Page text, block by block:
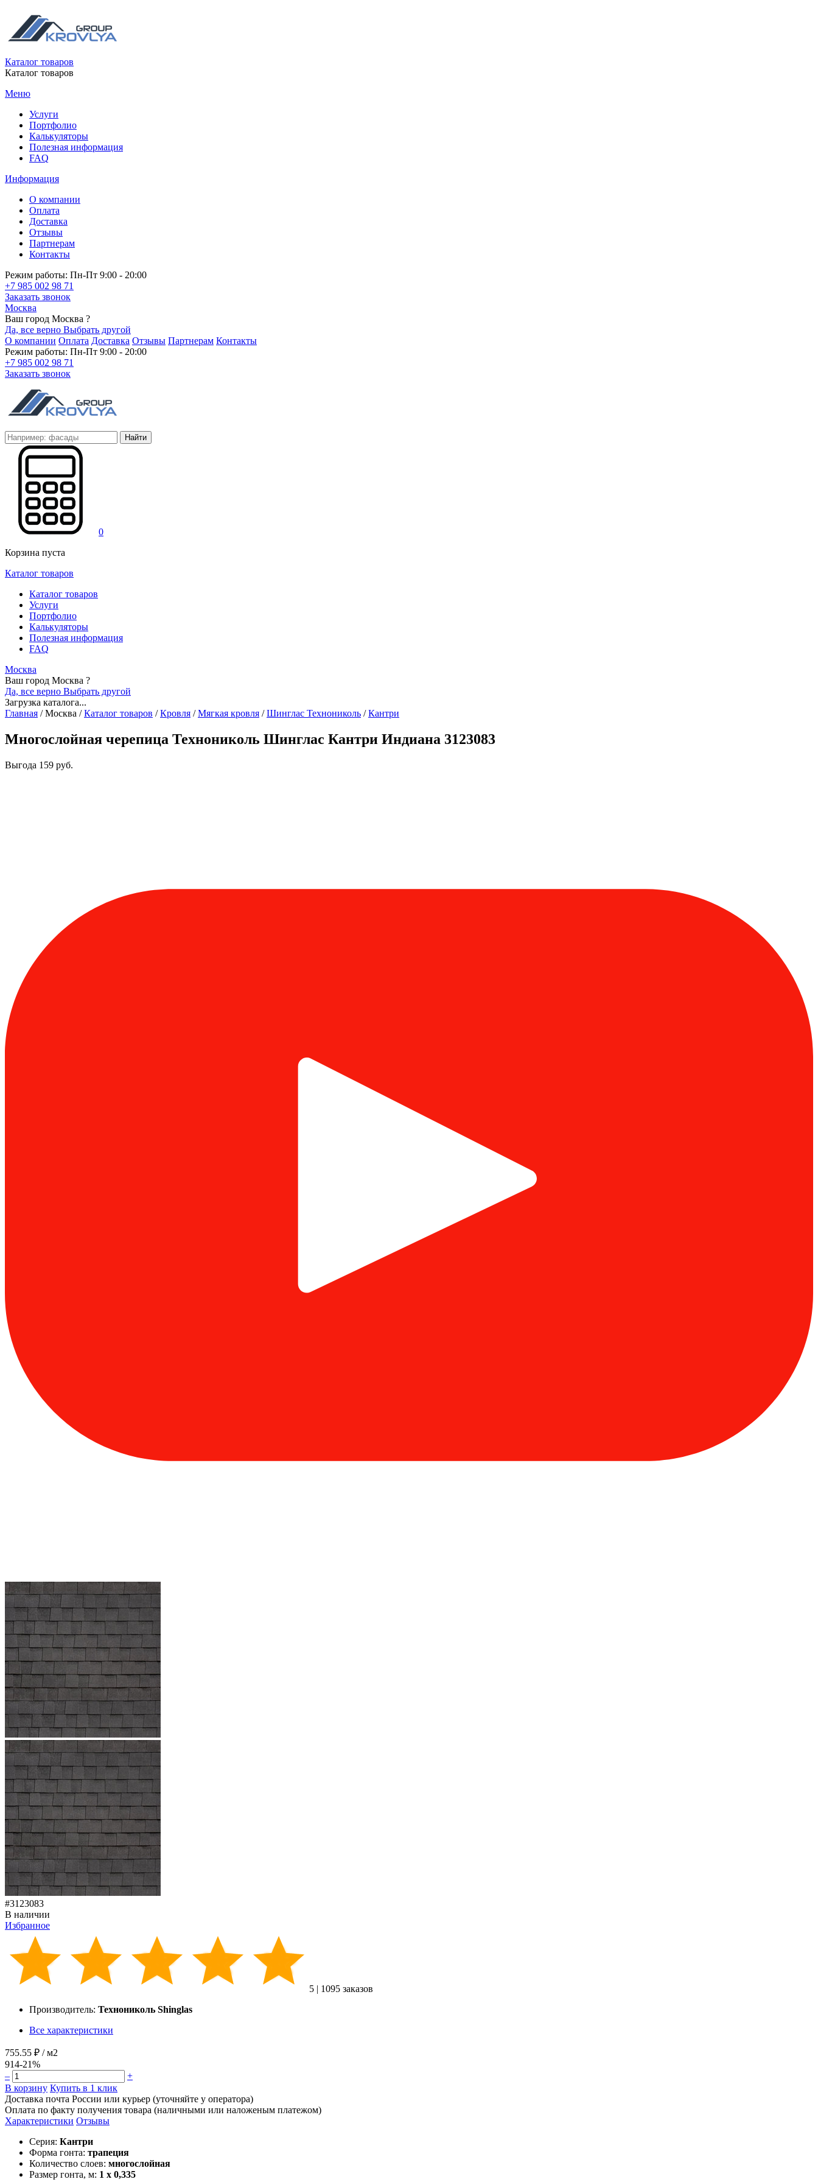
Каталог товаров
Каталог товаров
Меню
Услуги
Портфолио
Калькуляторы
Полезная информация
FAQ
Информация
О компании
Оплата
Доставка
Отзывы
Партнерам
Контакты
Режим работы: Пн-Пт 9:00 - 20:00
+7 985 002 98 71
Заказать звонок
Москва
Ваш город Москва ?
Да, все верно Выбрать другой
О компании Оплата Доставка Отзывы Партнерам Контакты
Режим работы: Пн-Пт 9:00 - 20:00
+7 985 002 98 71
Заказать звонок
Найти
0
Корзина пуста
Каталог товаров
Каталог товаров
Услуги
Портфолио
Калькуляторы
Полезная информация
FAQ
Москва
Ваш город Москва ?
Да, все верно Выбрать другой
Загрузка каталога...
Главная /Москва / Каталог товаров / Кровля / Мягкая кровля / Шинглас Технониколь / Кантри
Многослойная черепица Технониколь Шинглас Кантри Индиана 3123083
Выгода 159 руб.
#3123083
В наличии
Избранное
5 | 1095 заказов
Производитель: Технониколь Shinglas
Все характеристики
755.55 ₽ / м2
914-21%
–
+
В корзину Купить в 1 клик
Доставка почта России или курьер (уточняйте у оператора)
Оплата по факту получения товара (наличными или наложеным платежом)
Характеристики Отзывы
Серия: Кантри
Форма гонта: трапеция
Количество слоев: многослойная
Размер гонта, м: 1 x 0,335